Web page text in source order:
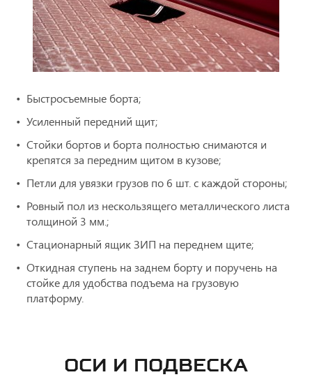
Быстросъемные борта;
Усиленный передний щит;
Стойки бортов и борта полностью снимаются и
крепятся за передним щитом в кузове;
Петли для увязки грузов по 6 шт. с каждой стороны;
Ровный пол из нескользящего металлического листа
толщиной 3 мм.;
Стационарный ящик ЗИП на переднем щите;
Откидная ступень на заднем борту и поручень на
стойке для удобства подъема на грузовую
платформу.
ОСИ И ПОДВЕСКА